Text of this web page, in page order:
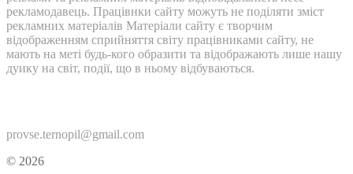
рекламодавець. Працівнки сайту можуть не поділяти зміст
рекламних матеріалів Матеріали сайту є творчим
відображенням сприйняття світу працівниками сайту, не
мають на меті будь-кого образити та відображають лише нашу
дуику на світ, події, що в ньому відбуваються.
provse.ternopil@gmail.com
© 2026